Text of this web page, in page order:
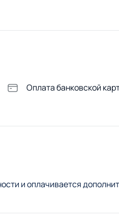
Оплата банковской
и оплачивается